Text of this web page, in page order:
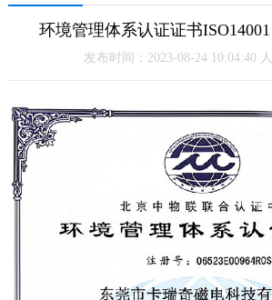
环境管理体系认证证书ISO14001
发布时间：2023-08-24 10:04:40